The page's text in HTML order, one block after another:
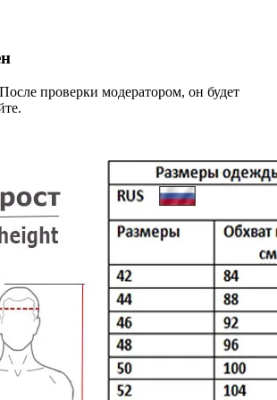
проверки модератором, он будет